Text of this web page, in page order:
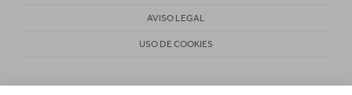
AVISO LEGAL
USO DE COOKIES